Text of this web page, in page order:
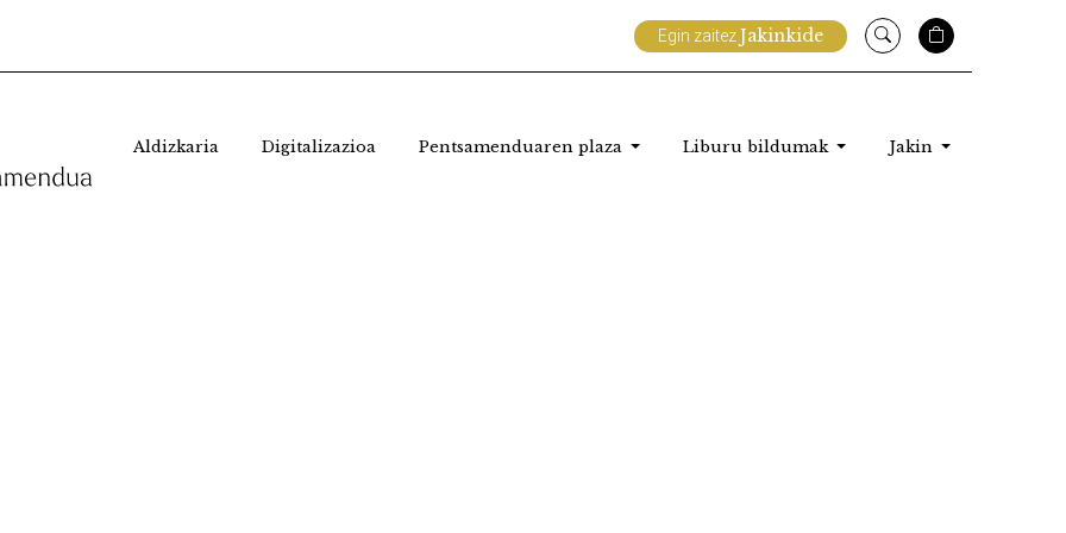
Egin zaitezJakinkide
Aldizkaria Digitalizazioa Pentsamenduaren plaza Liburu bildumak Jakin